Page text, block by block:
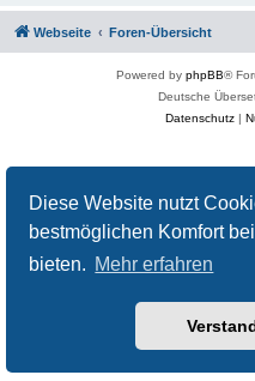
Diese Website nutzt
bestmöglichen Komfort
bieten. Mehr erfahren
Webseite Foren-Übersicht
Powered by phpBB®
Deutsche
Datenschutz|